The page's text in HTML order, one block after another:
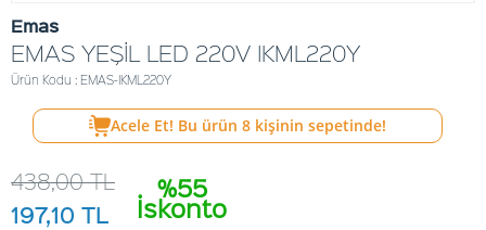
Emas
EMAS YEŞİL LED 220V IKML220Y
Ürün Kodu : EMAS-IKML220Y
Acele Et! Bu ürün 8 kişinin sepetinde!
%55
İskonto
438,00TL
197,10 TL